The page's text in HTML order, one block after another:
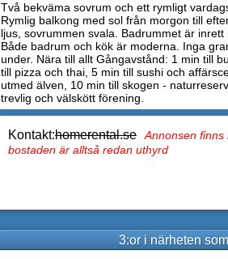
Två bekväma sovrum och ett rymligt
Rymlig balkong med sol från morgon till
ljus, sovrummen svala. Badrummet är inrett
Både badrum och kök är moderna. Inga
under. Nära till allt Gångavstånd: 1 min till
till pizza och thai, 5 min till sushi och
utmed älven, 10 min till skogen -
trevlig och välskött förening.
Kontakt:homerental.se
Annonsen finns
bostaden är alltså redan uthyrd
3:or i närheten